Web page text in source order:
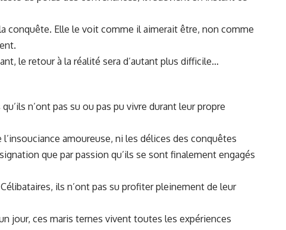
conquête. Elle le voit comme il aimerait être, non comme
le retour à la réalité sera d’autant plus difficile…
n’ont pas su ou pas pu vivre durant leur propre
amoureuse, ni les délices des conquêtes
que par passion qu’ils se sont finalement engagés
ils n’ont pas su profiter pleinement de leur
jour, ces maris ternes vivent toutes les expériences